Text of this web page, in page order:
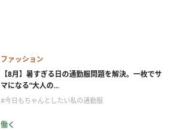
ファッション
【8月】暑すぎる日の通勤服問題を解決。一枚でサ
マになる“大人の...
#今日もちゃんとしたい私の通勤服
働く